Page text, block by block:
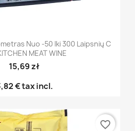
Nuo -50 Iki 300 Laipsnių C
MEAT WINE
15,69 zł
€tax incl.
favorite_border